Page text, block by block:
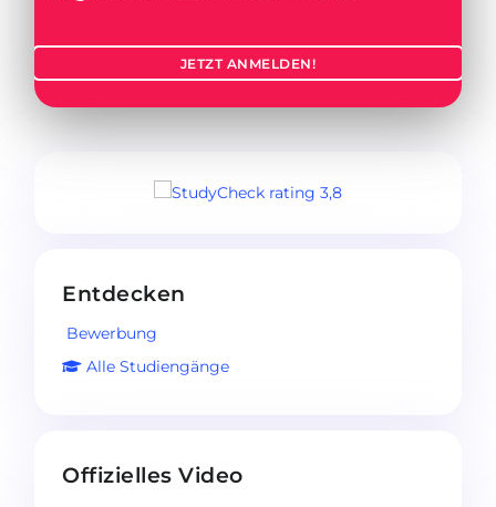
JETZT ANMELDEN!
Entdecken
Bewerbung
Alle Studiengänge
Offizielles Video